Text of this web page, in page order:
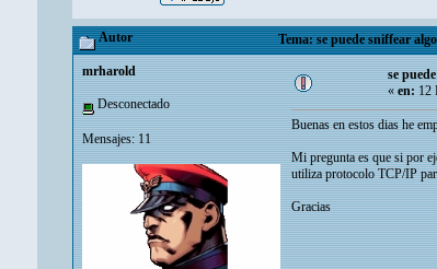
Autor Tema: se puede sniffear
mrharold
Desconectado
Mensajes: 11
se
«en:12
Buenas en estos dias he
Mi pregunta es que si por
utiliza protocolo TCP/IP
Gracias